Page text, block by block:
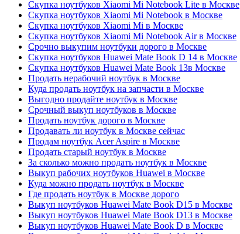
Скупка ноутбуков Xiaomi Mi Notebook Lite в Москве
Скупка ноутбуков Xiaomi Mi Notebook в Москве
Скупка ноутбуков Xiaomi Mi в Москве
Скупка ноутбуков Xiaomi Mi Notebook Air в Москве
Срочно выкупим ноутбуки дорого в Москве
Скупка ноутбуков Huawei Mate Book D 14 в Москве
Скупка ноутбуков Huawei Mate Book 13в Москве
Продать нерабочий ноутбук в Москве
Куда продать ноутбук на запчасти в Москве
Выгодно продайте ноутбук в Москве
Срочный выкуп ноутбуков в Москве
Продать ноутбук дорого в Москве
Продавать ли ноутбук в Москве сейчас
Продам ноутбук Acer Aspire в Москве
Продать старый ноутбук в Москве
За сколько можно продать ноутбук в Москве
Выкуп рабочих ноутбуков Huawei в Москве
Куда можно продать ноутбук в Москве
Где продать ноутбук в Москве дорого
Выкуп ноутбуков Huawei Mate Book D15 в Москве
Выкуп ноутбуков Huawei Mate Book D13 в Москве
Выкуп ноутбуков Huawei Mate Book D в Москве